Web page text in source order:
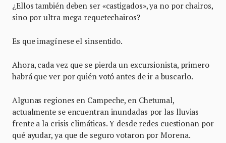
¿Ellos también deben ser «castigados», ya no por chairos,
sino por ultra mega requetechairos?
Es que imagínese el sinsentido.
Ahora, cada vez que se pierda un excursionista, primero
habrá que ver por quién votó antes de ir a buscarlo.
Algunas regiones en Campeche, en Chetumal,
actualmente se encuentran inundadas por las lluvias
frente a la crisis climáticas. Y desde redes cuestionan por
qué ayudar, ya que de seguro votaron por Morena.